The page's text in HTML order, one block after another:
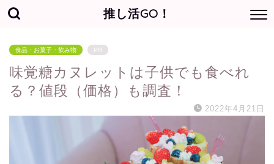
推し活GO！
食品・お菓子・飲み物 PR
味覚糖カヌレットは子供でも食べれ
る？値段（価格）も調査！
2022年4月21日